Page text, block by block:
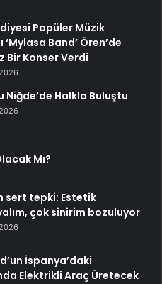
Popüler Müzik
‘Mylasa Band’ Ören’de
Bir Konser Verdi
Niğde’de Halkla Buluştu
Mı?
sert tepki: Estetik
çok sinirim bozuluyor
İspanya’daki
Elektrikli Araç Üretecek